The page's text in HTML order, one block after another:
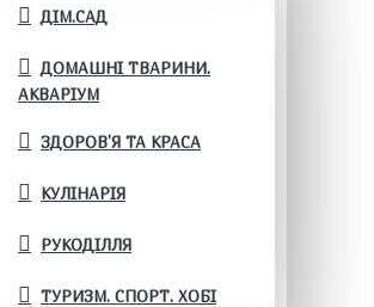
ДІМ.САД
ДОМАШНІ ТВАРИНИ.
АКВАРІУМ
ЗДОРОВ'Я ТА КРАСА
КУЛІНАРІЯ
РУКОДІЛЛЯ
ТУРИЗМ. СПОРТ. ХОБІ